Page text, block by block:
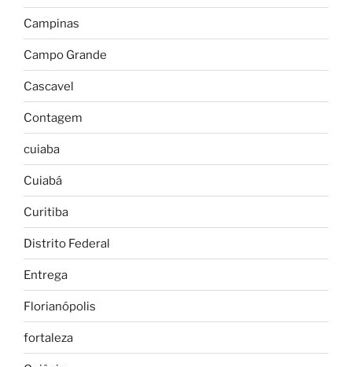
Campinas
Campo Grande
Cascavel
Contagem
cuiaba
Cuiabá
Curitiba
Distrito Federal
Entrega
Florianópolis
fortaleza